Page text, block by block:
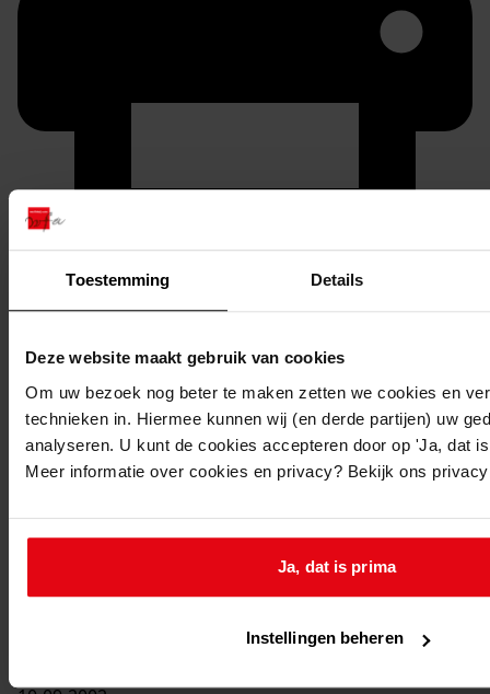
Toestemming Details
Deze website maakt gebruik van cookies
Om uw bezoek nog beter te maken zetten we cookies en
technieken in. Hiermee kunnen wij (en derde partijen) uw
analyseren. U kunt de cookies accepteren door op 'Ja, dat
Meer informatie over cookies en privacy? Bekijk ons
Ja, dat is prima
Instellingen beheren
duurzaam webadres
Inventaris
Oostergouw
3893Uitbreiden woning, 2002
Datering:
Beschrijving: